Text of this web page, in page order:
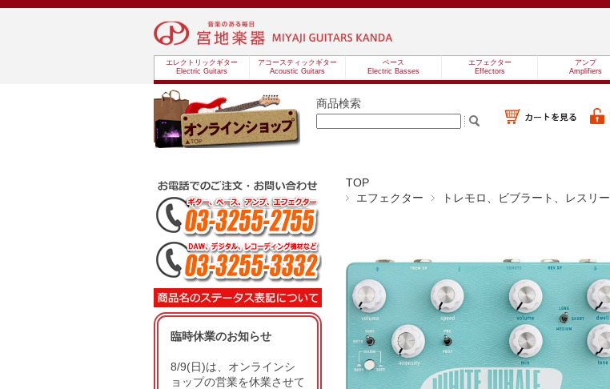
エレクトリックギター
Electric Guitars
アコースティックギター
Acoustic Guitars
ベース
Electric Basses
エフェクター
Effectors
アンプ
Amplifiers
商品検索
TOP
エフェクター
トレモロ、ビブラート、レスリー
臨時休業のお知らせ
8/9(日)は、オンラインシ
ョップの営業を休業させて